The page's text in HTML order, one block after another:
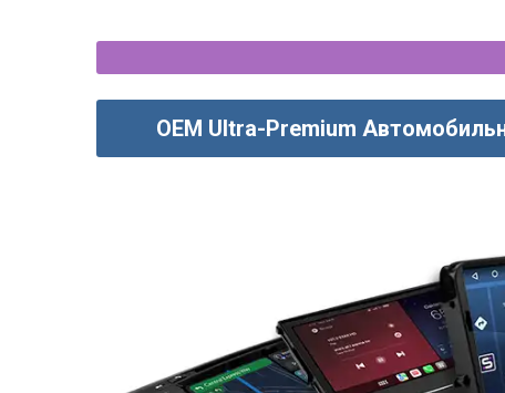
OEM Ultra-Premium